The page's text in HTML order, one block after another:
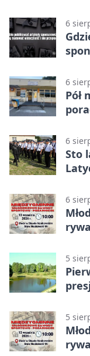
6
6
Pół
6
Sto
6
5
5